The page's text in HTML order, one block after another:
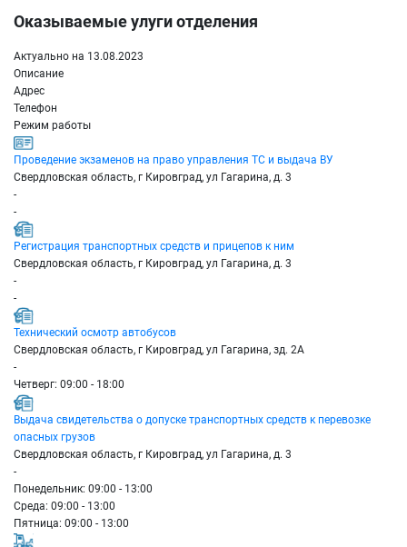
Оказываемые улуги отделения
Актуально на 13.08.2023
Описание
Адрес
Телефон
Режим работы
Проведение экзаменов на право управления ТС и выдача ВУ
Свердловская область, г Кировград, ул Гагарина, д. 3
-
-
Регистрация транспортных средств и прицепов к ним
Свердловская область, г Кировград, ул Гагарина, д. 3
-
-
Технический осмотр автобусов
Свердловская область, г Кировград, ул Гагарина, зд. 2А
-
Четверг: 09:00 - 18:00
Выдача свидетельства о допуске транспортных средств к перевозке
опасных грузов
Свердловская область, г Кировград, ул Гагарина, д. 3
-
Понедельник: 09:00 - 13:00
Среда: 09:00 - 13:00
Пятница: 09:00 - 13:00